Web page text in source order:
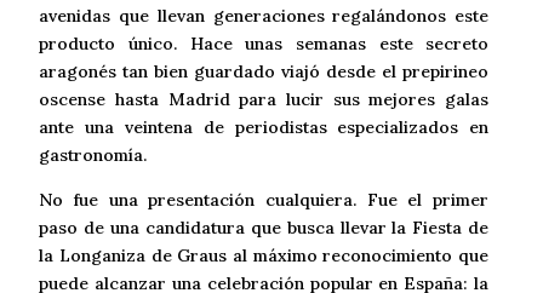
avenidas que llevan generaciones regalándonos este
producto único. Hace unas semanas este secreto
aragonés tan bien guardado viajó desde el prepirineo
oscense hasta Madrid para lucir sus mejores galas
ante una veintena de periodistas especializados en
gastronomía.
No fue una presentación cualquiera. Fue el primer
paso de una candidatura que busca llevar la Fiesta de
la Longaniza de Graus al máximo reconocimiento que
puede alcanzar una celebración popular en España: la